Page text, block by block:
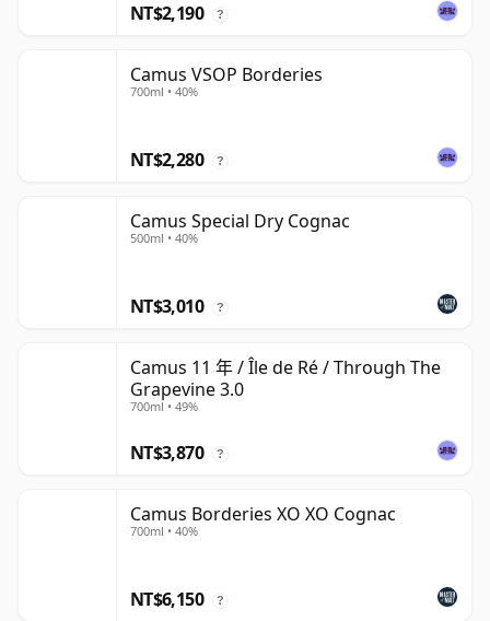
NT$2,190 ?
Camus VSOP Borderies
700ml • 40%
NT$2,280 ?
Camus Special Dry Cognac
500ml • 40%
NT$3,010 ?
Camus 11 年 / Île de Ré / Through The
Grapevine 3.0
700ml • 49%
NT$3,870 ?
Camus Borderies XO XO Cognac
700ml • 40%
NT$6,150 ?